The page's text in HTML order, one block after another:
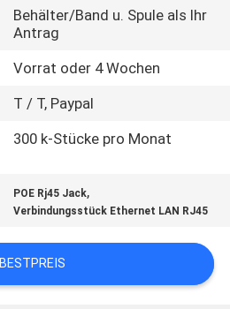
Behälter/Band u. Spule als Ihr
Antrag
Vorrat oder 4 Wochen
T / T, Paypal
300 k-Stücke pro Monat
POE Rj45 Jack,
Verbindungsstück Ethernet LAN RJ45
BESTPREIS